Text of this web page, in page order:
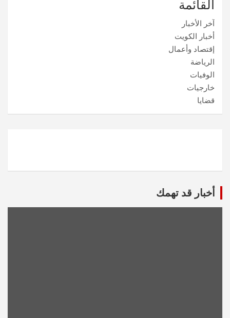
القائمة
آخر الأخبار
أخبار الكويت
إقتصاد وأعمال
الرياضة
الوفيات
خارجيات
قضايا
أخبار قد تهمك